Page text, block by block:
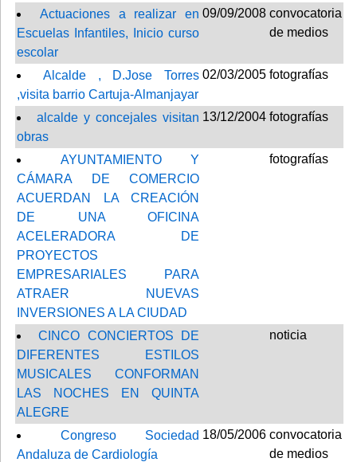
Actuaciones a realizar en
Escuelas Infantiles, Inicio curso
escolar
09/09/2008 convocatoria
de medios
Alcalde , D.Jose Torres
,visita barrio Cartuja-Almanjayar
02/03/2005 fotografías
alcalde y concejales visitan
obras
13/12/2004 fotografías
AYUNTAMIENTO Y
CÁMARA DE COMERCIO
ACUERDAN LA CREACIÓN
DE UNA OFICINA
ACELERADORA DE
PROYECTOS
EMPRESARIALES PARA
ATRAER NUEVAS
INVERSIONES A LA CIUDAD
fotografías
CINCO CONCIERTOS DE
DIFERENTES ESTILOS
MUSICALES CONFORMAN
LAS NOCHES EN QUINTA
ALEGRE
noticia
Congreso Sociedad
Andaluza de Cardiología
18/05/2006 convocatoria
de medios